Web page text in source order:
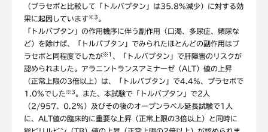
（プラセボと比較して「トルバプタン」は35.8%減少）に対する効
果に起因しています ※3 。
「トルバプタン」の作用機序に伴う副作用（口渇、多尿症、頻尿な
ど）を除けば、「トルバプタン」でみられたほとんどの副作用はプ
ラセボと同程度でしたが※1 、「トルバプタン」で肝障害のリスクが
認められました。アラニントランスアミナーゼ（ALT）値の上昇
（正常上限の3倍以上）は、「トルバプタン」で4.4%、プラセボで
1.0%でした ※3 。また、本試験で「トルバプタン」で2人
（2/957、0.2%）及びその後のオープンラベル延長試験で1人
に、ALT値の臨床的に重要な上昇（正常上限の3倍以上）と同時に